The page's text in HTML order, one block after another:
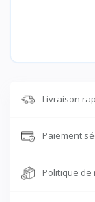
Livraison
Paiement
Politique de